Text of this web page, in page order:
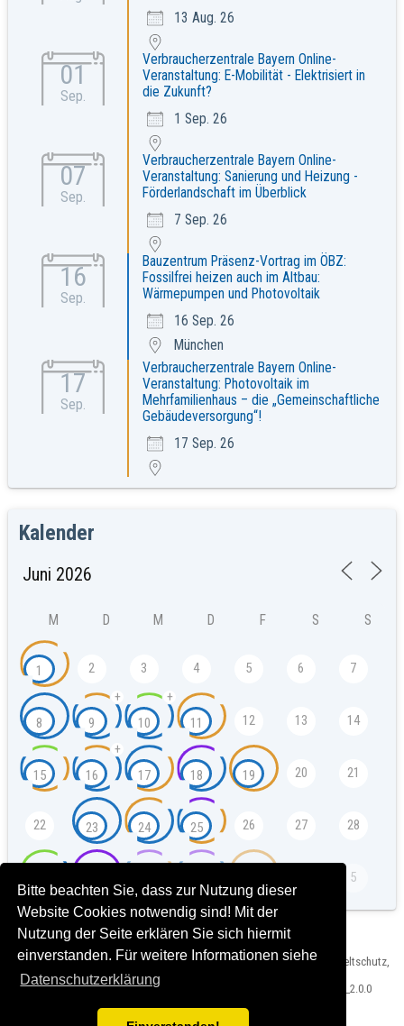
Bitte beachten Sie, dass zur Nutzung dieser
Website Cookies notwendig sind! Mit der
Nutzung der Seite erklären Sie sich hiermit
einverstanden. Für weitere Informationen siehe
Datenschutzerklärung
13 Aug. 26
01
Sep.
Verbraucherzentrale Bayern Online-
Veranstaltung: E-Mobilität - Elektrisiert in
die Zukunft?
1 Sep. 26
07
Sep.
Verbraucherzentrale Bayern Online-
Veranstaltung: Sanierung und Heizung -
Förderlandschaft im Überblick
7 Sep. 26
16
Sep.
Bauzentrum Präsenz-Vortrag im ÖBZ:
Fossilfrei heizen auch im Altbau:
Wärmepumpen und Photovoltaik
16 Sep. 26
München
17
Sep.
Verbraucherzentrale Bayern Online-
Veranstaltung: Photovoltaik im
Mehrfamilienhaus – die „Gemeinschaftliche
Gebäudeversorgung“!
17 Sep. 26
Kalender
M D M D F S S
1 2 3 4 5 6 7
8 9
+
10
+
11 12 13 14
15 16
+
17 18 19 20 21
22 23 24 25 26 27 28
5
Herausgeber: Landeshauptstadt München, Referat für Klima- und Umweltschutz,
Impressum und Rechtshinweise
Version: Veranstaltungskalender Bauzentrum München T2024-03-15_2.0.0